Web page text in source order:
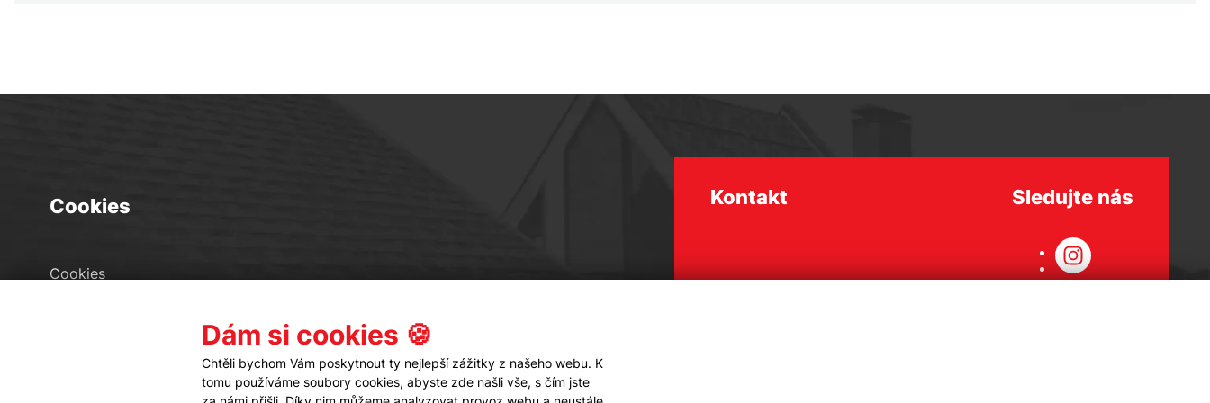
Cookies
Cookies
Kontakt Sledujte nás
Dám si cookies 🍪
Chtěli bychom Vám poskytnout ty nejlepší zážitky z našeho webu. K
tomu používáme soubory cookies, abyste zde našli vše, s čím jste